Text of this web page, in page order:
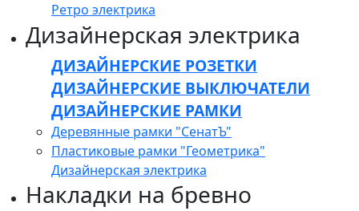
Ретро электрика
Дизайнерская электрика
ДИЗАЙНЕРСКИЕ РОЗЕТКИ
ДИЗАЙНЕРСКИЕ ВЫКЛЮЧАТЕЛИ
ДИЗАЙНЕРСКИЕ РАМКИ
Деревянные рамки "СенатЪ"
Пластиковые рамки "Геометрика"
Дизайнерская электрика
Накладки на бревно